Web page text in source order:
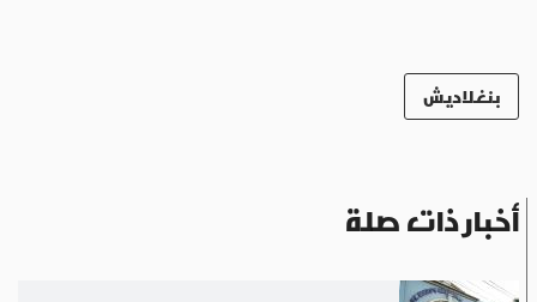
بنغلاديش
أخبار ذات صلة